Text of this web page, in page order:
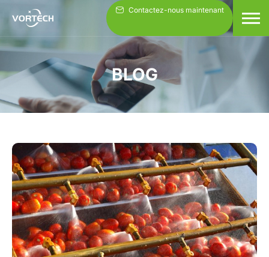
contenu
Contactez-nous maintenant
BLOG